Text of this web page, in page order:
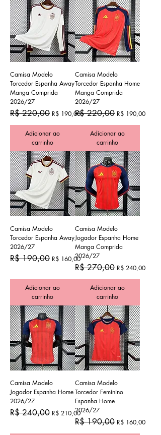
Camisa Modelo
Torcedor Espanha Away
Manga Comprida
2026/27
Preço normal
R$ 220,00 Preço promocional
R$ 190,00
Adicionar ao
carrinho
Camisa Modelo
Torcedor Espanha Home
Manga Comprida
2026/27
Preço normal
R$ 220,00 Preço
R$ 190,00
Adicionar ao
carrinho
Camisa Modelo
Torcedor Espanha Away
2026/27
Preço normal
R$ 190,00 Preço promocional
R$ 160,00
Adicionar ao
carrinho
Camisa Modelo
Jogador Espanha Home
Manga Comprida
2026/27
Preço normal
R$ 270,00 Preço
R$ 240,00
Adicionar ao
carrinho
Camisa Modelo
Jogador Espanha Home
2026/27
Preço normal
R$ 240,00 Preço promocional
R$ 210,00
Camisa Modelo
Torcedor Feminino
Espanha Home
2026/27
Preço normal
R$ 190,00 Preço
R$ 160,00